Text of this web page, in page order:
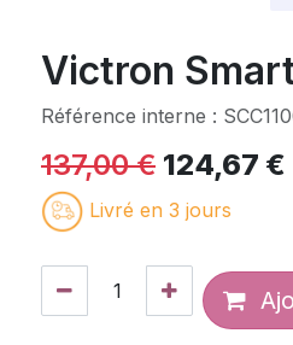
Victron
Référence interne :
137,00€ 124,67 €
Livré en 3 jours